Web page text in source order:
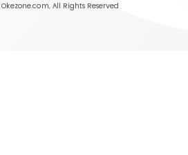
Okezone.com, All Rights Reserved